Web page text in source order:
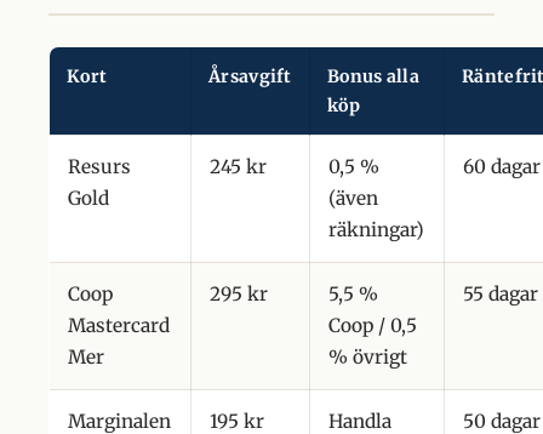
Kort Årsavgift
Bonus alla
köp
Resurs
Gold
245 kr
0,5 %
(även
räkningar)
60 dagar
Coop
Mastercard
Mer
295 kr
5,5 %
Coop / 0,5
% övrigt
55 dagar
Marginalen
195 kr
Handla
50 dagar